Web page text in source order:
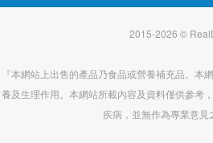
2015-2026 ©
『本網站上出售的產品乃食品或營養補充品。本
養及生理作用。本網站所載內容及資料僅供參考
疾病，並無作為專業意見